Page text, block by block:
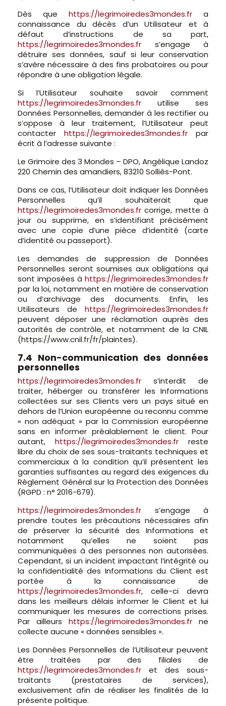
Dès que https://legrimoiredes3mondes.fr a
connaissance du décès d’un Utilisateur et à
défaut d’instructions de sa part,
https://legrimoiredes3mondes.fr s’engage à
détruire ses données, sauf si leur conservation
s’avère nécessaire à des fins probatoires ou pour
répondre à une obligation légale.
Si l’Utilisateur souhaite savoir comment
https://legrimoiredes3mondes.fr utilise ses
Données Personnelles, demander à les rectifier ou
s’oppose à leur traitement, l’Utilisateur peut
contacter https://legrimoiredes3mondes.fr par
écrit à l’adresse suivante :
Le Grimoire des 3 Mondes – DPO, Angélique Landoz
220 Chemin des amandiers, 83210 Solliès-Pont.
Dans ce cas, l’Utilisateur doit indiquer les Données
Personnelles qu’il souhaiterait que
https://legrimoiredes3mondes.fr corrige, mette à
jour ou supprime, en s’identifiant précisément
avec une copie d’une pièce d’identité (carte
d’identité ou passeport).
Les demandes de suppression de Données
Personnelles seront soumises aux obligations qui
sont imposées à https://legrimoiredes3mondes.fr
par la loi, notamment en matière de conservation
ou d’archivage des documents. Enfin, les
Utilisateurs de https://legrimoiredes3mondes.fr
peuvent déposer une réclamation auprès des
autorités de contrôle, et notamment de la CNIL
(https://www.cnil.fr/fr/plaintes).
7.4 Non-communication des données
personnelles
https://legrimoiredes3mondes.fr s’interdit de
traiter, héberger ou transférer les Informations
collectées sur ses Clients vers un pays situé en
dehors de l’Union européenne ou reconnu comme
« non adéquat » par la Commission européenne
sans en informer préalablement le client. Pour
autant, https://legrimoiredes3mondes.fr reste
libre du choix de ses sous-traitants techniques et
commerciaux à la condition qu’il présentent les
garanties suffisantes au regard des exigences du
Règlement Général sur la Protection des Données
(RGPD : n° 2016-679).
https://legrimoiredes3mondes.fr s’engage à
prendre toutes les précautions nécessaires afin
de préserver la sécurité des Informations et
notamment qu’elles ne soient pas
communiquées à des personnes non autorisées.
Cependant, si un incident impactant l’intégrité ou
la confidentialité des Informations du Client est
portée à la connaissance de
https://legrimoiredes3mondes.fr, celle-ci devra
dans les meilleurs délais informer le Client et lui
communiquer les mesures de corrections prises.
Par ailleurs https://legrimoiredes3mondes.fr ne
collecte aucune « données sensibles ».
Les Données Personnelles de l’Utilisateur peuvent
être traitées par des filiales de
https://legrimoiredes3mondes.fr et des sous-
traitants (prestataires de services),
exclusivement afin de réaliser les finalités de la
présente politique.